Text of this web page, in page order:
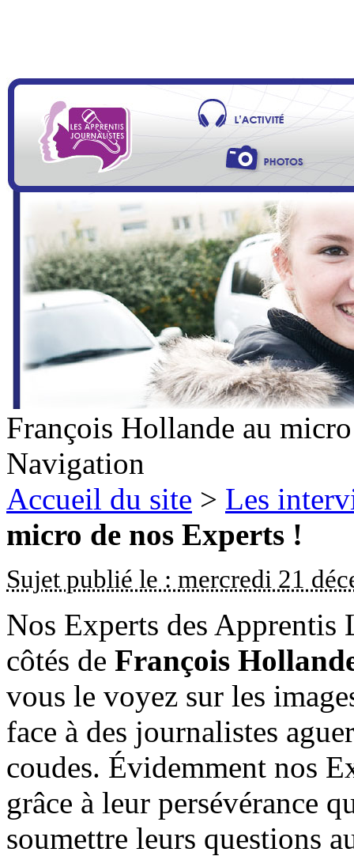
François Hollande au
Navigation
Accueil du site > Les
micro de nos Experts !
Sujet publié le : mercredi 21
Nos Experts des
côtés de François
vous le voyez sur les
face à des journalistes
coudes. Évidemment nos
grâce à leur persévérance
soumettre leurs questions